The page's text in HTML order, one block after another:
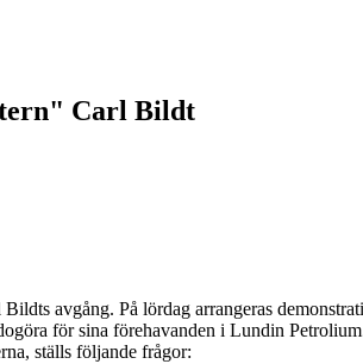
Carl Bildt
avgång. På lördag arrangeras
för sina förehavanden i Lundin
ställs följande frågor: